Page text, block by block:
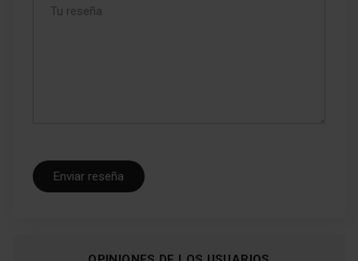
Enviar reseña